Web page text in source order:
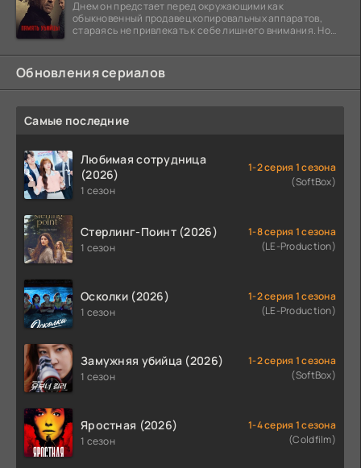
Днем он предстает перед окружающими как
обыкновенный продавец копировальных аппаратов,
стараясь не привлекать к себе лишнего внимания. Но
Обновления сериалов
Самые последние
Любимая сотрудница
(2026)
1 сезон
1-2 серия 1 сезона
(SoftBox)
Стерлинг-Поинт (2026)
1 сезон
1-8 серия 1 сезона
(LE-Production)
Осколки (2026)
1 сезон
1-2 серия 1 сезона
(LE-Production)
Замужняя убийца (2026)
1 сезон
1-2 серия 1 сезона
(SoftBox)
Яростная (2026)
1 сезон
1-4 серия 1 сезона
(Coldfilm)